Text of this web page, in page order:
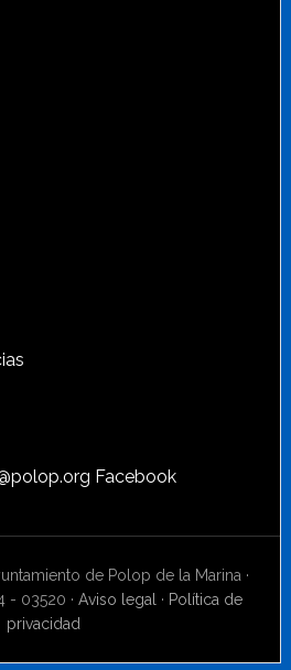
Facebook
de Polop de la Marina ·
- 03520 ·Aviso legal · Política de
privacidad